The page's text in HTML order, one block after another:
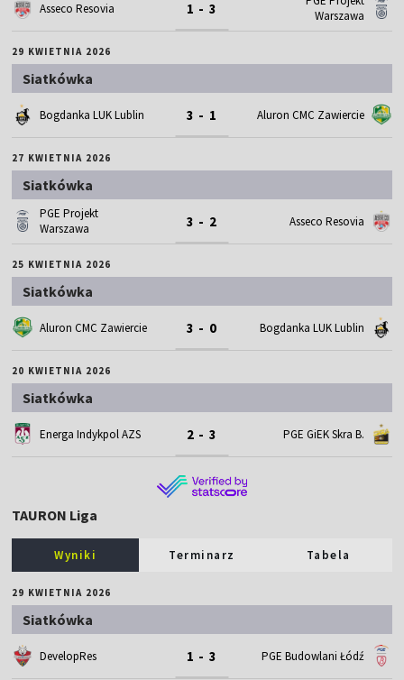
Asseco Resovia 1 - 3
Warszawa
29 KWIETNIA 2026
Siatkówka
Bogdanka LUK Lublin 3 - 1 Aluron CMC Zawiercie
27 KWIETNIA 2026
Siatkówka
PGE Projekt
Warszawa
3 - 2 Asseco Resovia
25 KWIETNIA 2026
Siatkówka
Aluron CMC Zawiercie 3 - 0 Bogdanka LUK Lublin
20 KWIETNIA 2026
Siatkówka
Energa Indykpol AZS 2 - 3 PGE GiEK Skra B.
TAURON Liga
Wyniki Terminarz Tabela
29 KWIETNIA 2026
Siatkówka
DevelopRes 1 - 3 PGE Budowlani Łódź